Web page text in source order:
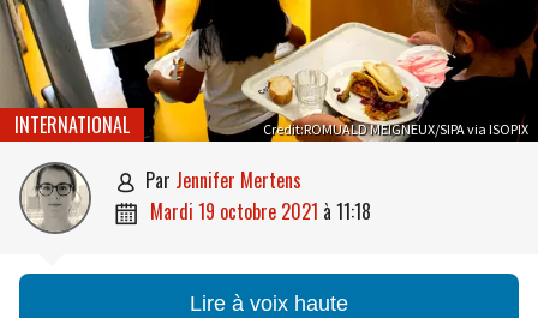
Credit:ROMUALD MEIGNEUX/SIPA via ISOPIX
INTERNATIONAL
 par Jennifer Mertens
 mardi 19 octobre 2021 à 11:18
Lire à voix haute